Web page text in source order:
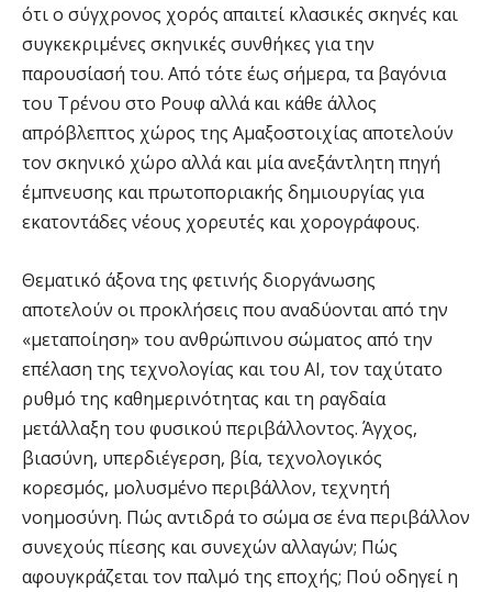
ότι ο σύγχρονος χορός απαιτεί κλασικές σκηνές και
συγκεκριμένες σκηνικές συνθήκες για την
παρουσίασή του. Από τότε έως σήμερα, τα βαγόνια
του Τρένου στο Ρουφ αλλά και κάθε άλλος
απρόβλεπτος χώρος της Αμαξοστοιχίας αποτελούν
τον σκηνικό χώρο αλλά και μία ανεξάντλητη πηγή
έμπνευσης και πρωτοποριακής δημιουργίας για
εκατοντάδες νέους χορευτές και χορογράφους.
Θεματικό άξονα της φετινής διοργάνωσης
αποτελούν οι προκλήσεις που αναδύονται από την
«μεταποίηση» του ανθρώπινου σώματος από την
επέλαση της τεχνολογίας και του ΑΙ, τον ταχύτατο
ρυθμό της καθημερινότητας και τη ραγδαία
μετάλλαξη του φυσικού περιβάλλοντος. Άγχος,
βιασύνη, υπερδιέγερση, βία, τεχνολογικός
κορεσμός, μολυσμένο περιβάλλον, τεχνητή
νοημοσύνη. Πώς αντιδρά το σώμα σε ένα περιβάλλον
συνεχούς πίεσης και συνεχών αλλαγών; Πώς
αφουγκράζεται τον παλμό της εποχής; Πού οδηγεί η